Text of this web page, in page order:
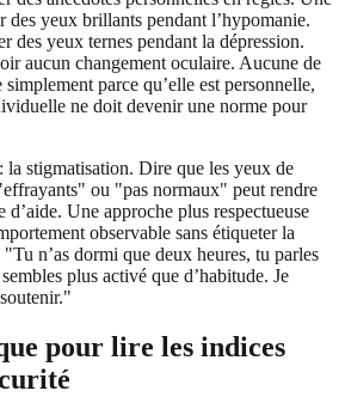
des yeux brillants pendant l’hypomanie.
des yeux ternes pendant la dépression.
aucun changement oculaire. Aucune de
simplement parce qu’elle est personnelle,
ne doit devenir une norme pour
la stigmatisation. Dire que les yeux de
ou "pas normaux" peut rendre
Une approche plus respectueuse
observable sans étiqueter la
n’as dormi que deux heures, tu parles
plus activé que d’habitude. Je
pour lire les indices